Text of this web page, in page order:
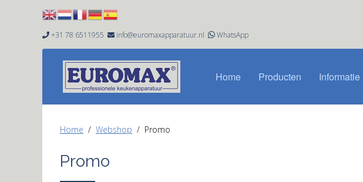
 +31 78 6511955  info@euromaxapparatuur.nl WhatsApp
Home Producten Informatie
Home Webshop Promo
Promo